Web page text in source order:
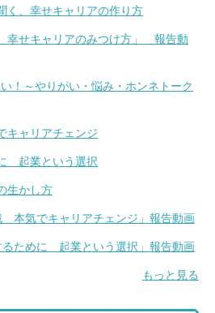
く、幸せキャリアの作り方
幸せキャリアのみつけ方」 報告動
！～やりがい・悩み・ホンネトーク
ャリアチェンジ
起業という選択
生かし方
本気でキャリアチェンジ」報告動画
るために 起業という選択」報告動画
もっと見る